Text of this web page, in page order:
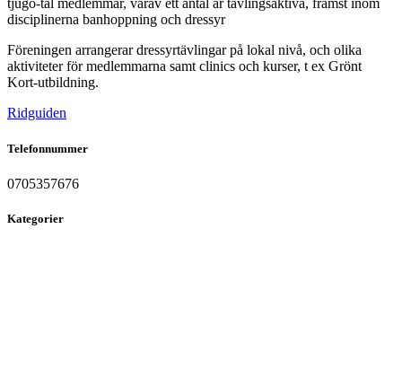
tjugo-tal medlemmar, varav ett antal är tävlingsaktiva, främst inom
disciplinerna banhoppning och dressyr
Föreningen arrangerar dressyrtävlingar på lokal nivå, och olika
aktiviteter för medlemmarna samt clinics och kurser, t ex Grönt
Kort-utbildning.
Ridguiden
Telefonnummer
0705357676
Kategorier